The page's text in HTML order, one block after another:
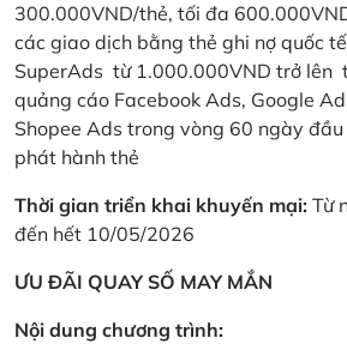
300.000VND/thẻ, tối đa
các giao dịch bằng thẻ ghi nợ quốc
SuperAds từ 1.000.000VND trở lên
quảng cáo Facebook Ads, Google
Shopee Ads trong vòng 60 ngày
phát hành thẻ
Thời gian triển khai khuyến mại: Từ
đến hết 10/05/2026
ƯU ĐÃI QUAY SỐ MAY MẮN
Nội dung chương trình: